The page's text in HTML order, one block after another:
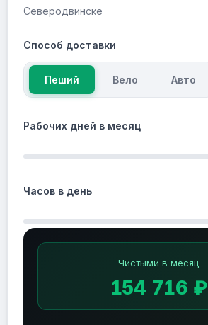
Северодвинске
Способ доставки
Пеший Вело Авто
Рабочих дней в месяц
Часов в день
Чистыми в месяц
154 716 ₽